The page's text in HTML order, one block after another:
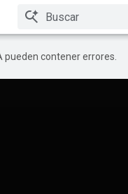
contener errores.